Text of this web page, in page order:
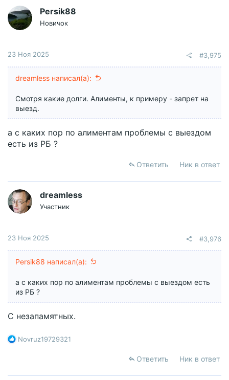
Persik88
Новичок
23 Ноя 2025 #3,975
dreamless написал(а):
Смотря какие долги. Алименты, к примеру - запрет на
выезд.
а с каких пор по алиментам проблемы с выездом
есть из РБ ?
Ответить Ник в ответ
dreamless
Участник
23 Ноя 2025 #3,976
Persik88 написал(а):
а с каких пор по алиментам проблемы с выездом есть
из РБ ?
С незапамятных.
Р
ц
Novruz19729321
Ответить Ник в ответ